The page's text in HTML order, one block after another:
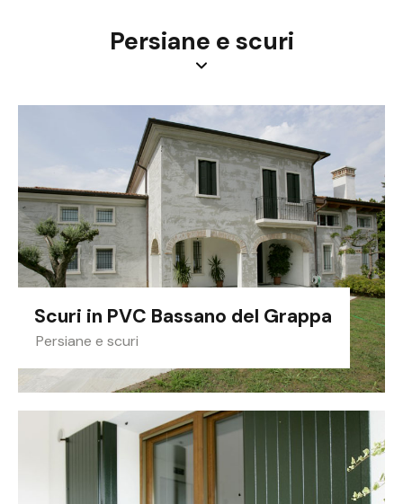
Persiane e scuri
Scuri in PVC Bassano del Grappa
Persiane e scuri